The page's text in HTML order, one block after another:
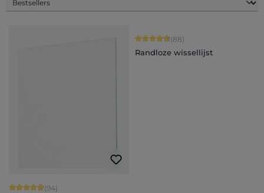
Gemiddelde waardering van 4.94 van 5 sterren
(94)
Gemiddelde waardering van 4.84
(88)
Randloze wissellijst